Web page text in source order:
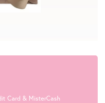
Card & MisterCash